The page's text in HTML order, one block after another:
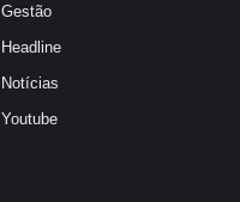
Gestão
Headline
Notícias
Youtube